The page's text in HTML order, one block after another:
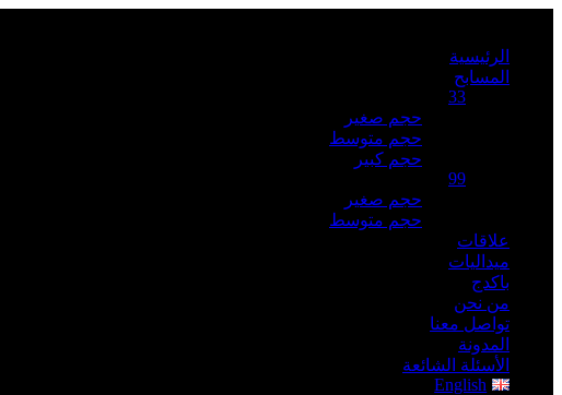
الرئيسية
المسابح
33
حجم صغير
حجم متوسط
حجم كبير
99
حجم صغير
حجم متوسط
علاقات
ميداليات
باكدج
من نحن
تواصل معنا
المدونة
الأسئلة الشائعة
English